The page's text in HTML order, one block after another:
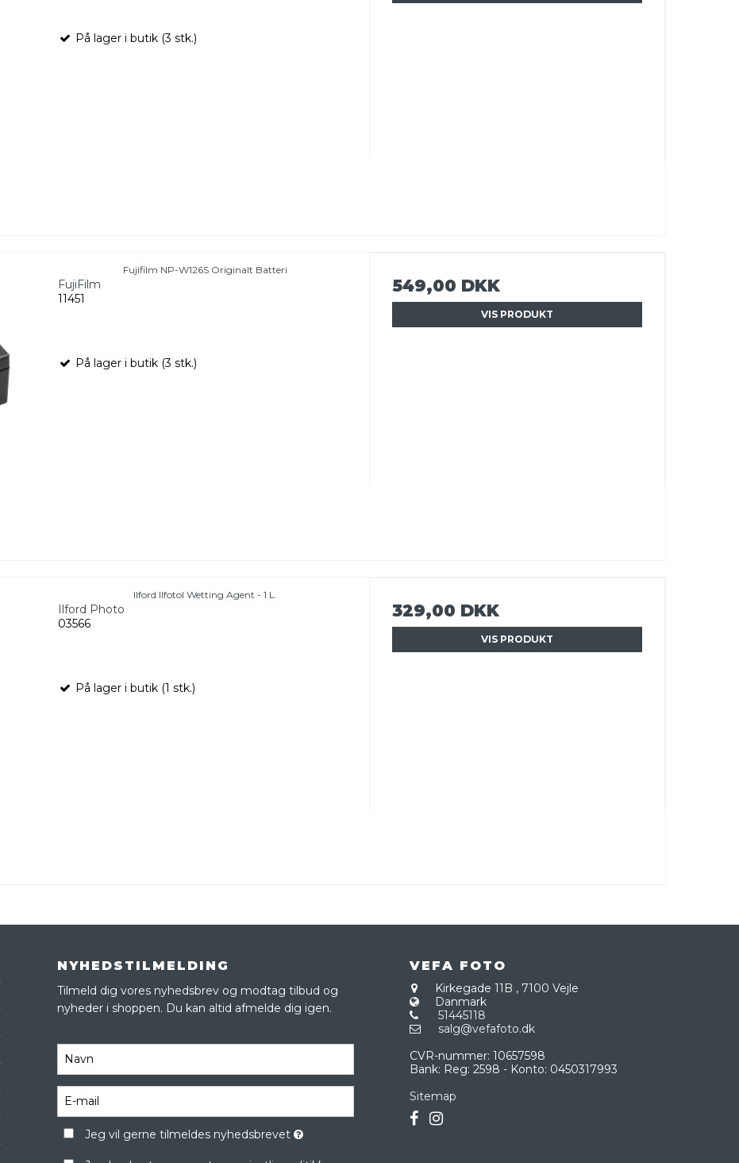
På lager i butik (3 stk.)
Fujifilm NP-W126S Originalt Batteri
FujiFilm
11451
På lager i butik (3 stk.)
549,00 DKK
VIS PRODUKT
Ilford Ilfotol Wetting Agent - 1 L.
Ilford Photo
03566
På lager i butik (1 stk.)
329,00 DKK
VIS PRODUKT
NYHEDSTILMELDING
Tilmeld dig vores nyhedsbrev og modtag tilbud og
nyheder i shoppen. Du kan altid afmelde dig igen.
Jeg vil gerne tilmeldes nyhedsbrevet
VEFA FOTO
Kirkegade 11B ,7100 Vejle
Danmark
51445118
salg@vefafoto.dk
CVR-nummer: 10657598
Bank: Reg: 2598 - Konto: 0450317993
Sitemap